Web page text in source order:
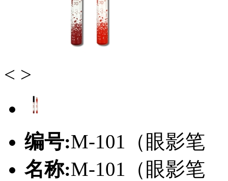
< >
编号:M-101（眼影笔
名称:M-101（眼影笔